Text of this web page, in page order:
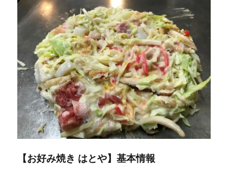
ー
ジ
シ
ャ
ン
が
集
う
カ
フ
ェ
★★★+に
【お好み焼き はとや】基本情報